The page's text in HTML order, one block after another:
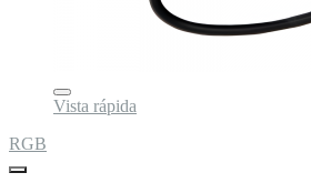
Vista rápida
RGB